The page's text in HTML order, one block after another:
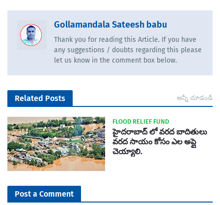
Gollamandala Sateesh babu
Thank you for reading this Article. If you have
any suggestions / doubts regarding this please
let us know in the comment box below.
Related Posts అన్నీ చూడండి
FLOOD RELIEF FUND
హైదరాబాద్ లో వరద బాదితులు
వరద సాయం కోసం ఎల అప్లై
చెయ్యాలి.
Post a Comment